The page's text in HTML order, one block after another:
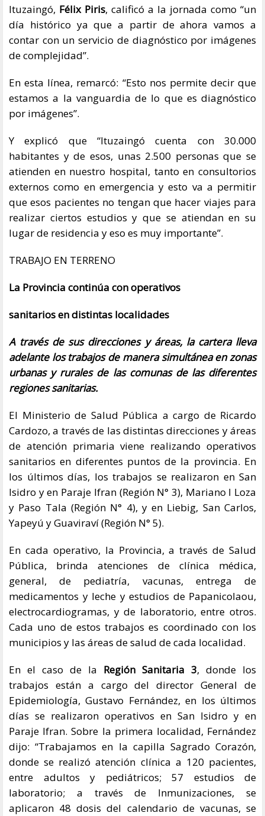
Ituzaingó, Félix Piris, calificó a la jornada como “un
día histórico ya que a partir de ahora vamos a
contar con un servicio de diagnóstico por imágenes
de complejidad”.
En esta línea, remarcó: “Esto nos permite decir que
estamos a la vanguardia de lo que es diagnóstico
por imágenes”.
Y explicó que “Ituzaingó cuenta con 30.000
habitantes y de esos, unas 2.500 personas que se
atienden en nuestro hospital, tanto en consultorios
externos como en emergencia y esto va a permitir
que esos pacientes no tengan que hacer viajes para
realizar ciertos estudios y que se atiendan en su
lugar de residencia y eso es muy importante”.
TRABAJO EN TERRENO
La Provincia continúa con operativos
sanitarios en distintas localidades
A través de sus direcciones y áreas, la cartera lleva
adelante los trabajos de manera simultánea en zonas
urbanas y rurales de las comunas de las diferentes
regiones sanitarias.
El Ministerio de Salud Pública a cargo de Ricardo
Cardozo, a través de las distintas direcciones y áreas
de atención primaria viene realizando operativos
sanitarios en diferentes puntos de la provincia. En
los últimos días, los trabajos se realizaron en San
Isidro y en Paraje Ifran (Región N° 3), Mariano I Loza
y Paso Tala (Región N° 4), y en Liebig, San Carlos,
Yapeyú y Guaviraví (Región N° 5).
En cada operativo, la Provincia, a través de Salud
Pública, brinda atenciones de clínica médica,
general, de pediatría, vacunas, entrega de
medicamentos y leche y estudios de Papanicolaou,
electrocardiogramas, y de laboratorio, entre otros.
Cada uno de estos trabajos es coordinado con los
municipios y las áreas de salud de cada localidad.
En el caso de la Región Sanitaria 3, donde los
trabajos están a cargo del director General de
Epidemiología, Gustavo Fernández, en los últimos
días se realizaron operativos en San Isidro y en
Paraje Ifran. Sobre la primera localidad, Fernández
dijo: “Trabajamos en la capilla Sagrado Corazón,
donde se realizó atención clínica a 120 pacientes,
entre adultos y pediátricos; 57 estudios de
laboratorio; a través de Inmunizaciones, se
aplicaron 48 dosis del calendario de vacunas, se